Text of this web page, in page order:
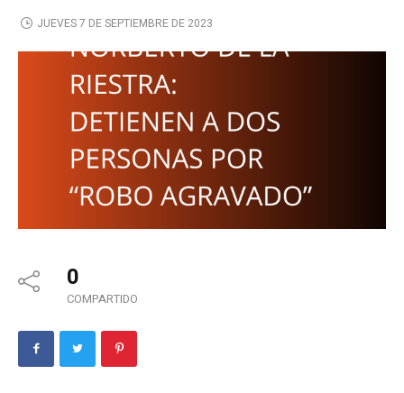
JUEVES 7 DE SEPTIEMBRE DE 2023
0
COMPARTIDO